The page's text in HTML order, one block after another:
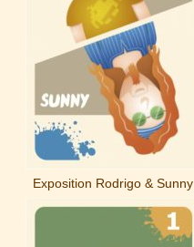
Exposition Rodrigo & Sunny